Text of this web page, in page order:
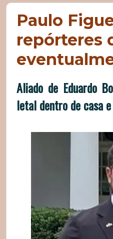
Paulo
repórteres
Aliado de Eduardo
letal dentro de casa